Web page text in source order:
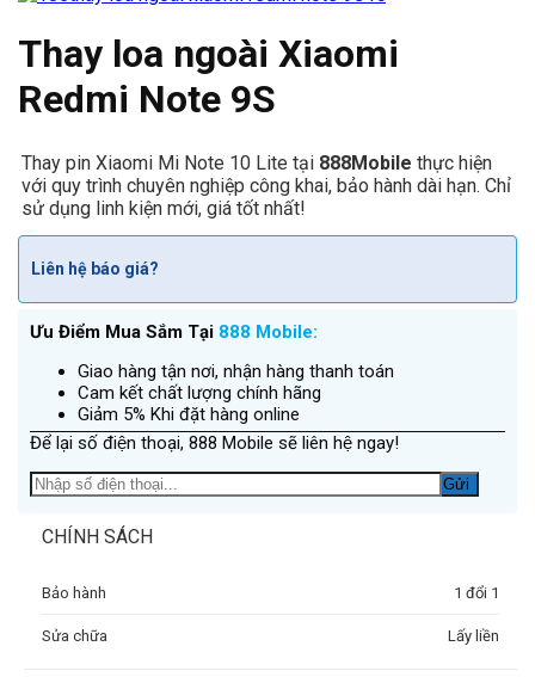
Thay loa ngoài Xiaomi
Redmi Note 9S
Thay pin Xiaomi Mi Note 10 Lite tại 888Mobile thực hiện
với quy trình chuyên nghiệp công khai, bảo hành dài hạn. Chỉ
sử dụng linh kiện mới, giá tốt nhất!
Liên hệ báo giá?
Ưu Điểm Mua Sắm Tại 888 Mobile:
Giao hàng tận nơi, nhận hàng thanh toán
Cam kết chất lượng chính hãng
Giảm 5% Khi đặt hàng online
Để lại số điện thoại, 888 Mobile sẽ liên hệ ngay!
CHÍNH SÁCH
Bảo hành 1 đổi 1
Sửa chữa Lấy liền